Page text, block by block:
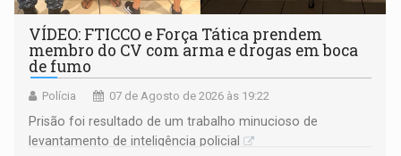
VÍDEO: FTICCO e Força Tática prendem
membro do CV com arma e drogas em boca
de fumo
Polícia 07 de Agosto de 2026 às 19:22
Prisão foi resultado de um trabalho minucioso de
levantamento de inteligência policial